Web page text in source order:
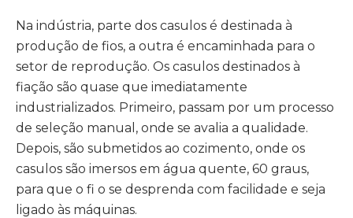
Na indústria, parte dos casulos é destinada à
produção de fios, a outra é encaminhada para o
setor de reprodução. Os casulos destinados à
fiação são quase que imediatamente
industrializados. Primeiro, passam por um processo
de seleção manual, onde se avalia a qualidade.
Depois, são submetidos ao cozimento, onde os
casulos são imersos em água quente, 60 graus,
para que o fi o se desprenda com facilidade e seja
ligado às máquinas.